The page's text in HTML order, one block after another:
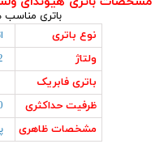
باتری مناسب
نوع باتری
ولتاژ
باتری فابریک
ظرفیت حداکثری
مشخصات ظاهری